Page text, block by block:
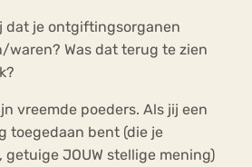
dat je ontgiftingsorganen
waren? Was dat terug te zien
vreemde poeders. Als jij een
toegedaan bent (die je
getuige JOUW stellige mening)